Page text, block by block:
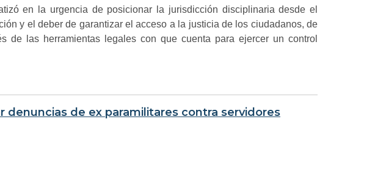
en la urgencia de posicionar la jurisdicción disciplinaria desde el
y el deber de garantizar el acceso a la justicia de los ciudadanos, de
de las herramientas legales con que cuenta para ejercer un control
de ex paramilitares contra servidores